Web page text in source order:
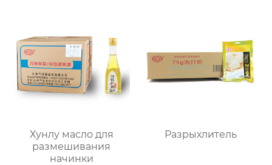
Хунлу масло для
размешивания
начинки
Разрыхлитель